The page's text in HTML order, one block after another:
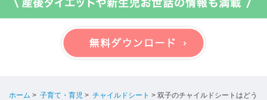
ホーム > 子育て・育児 > チャイルドシート > 双子のチャイルドシートはどう